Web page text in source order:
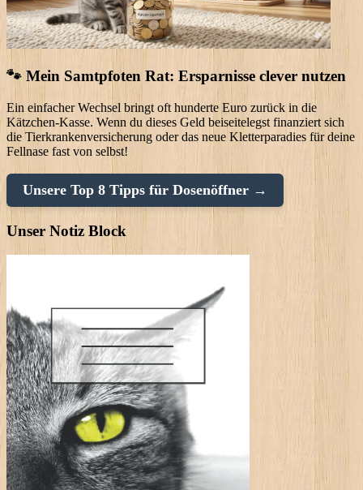
🐾 Mein Samtpfoten Rat: Ersparnisse clever nutzen
Ein einfacher Wechsel bringt oft hunderte Euro zurück in die
Kätzchen-Kasse. Wenn du dieses Geld beiseitelegst finanziert sich
die Tierkrankenversicherung oder das neue Kletterparadies für deine
Fellnase fast von selbst!
Unsere Top 8 Tipps für Dosenöffner →
Unser Notiz Block